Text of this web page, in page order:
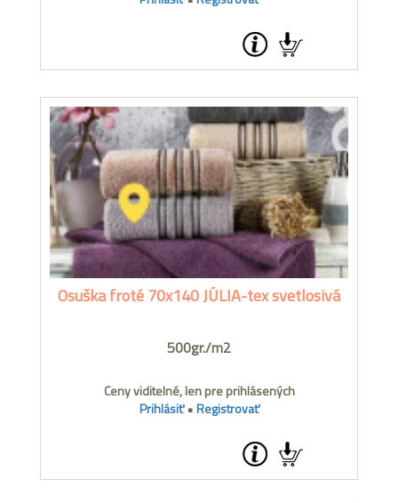
Osuška froté 70x140 JÚLIA-tex svetlosivá
500gr./m2
Ceny viditelné, len pre prihlásených
Prihlásiť•Registrovať